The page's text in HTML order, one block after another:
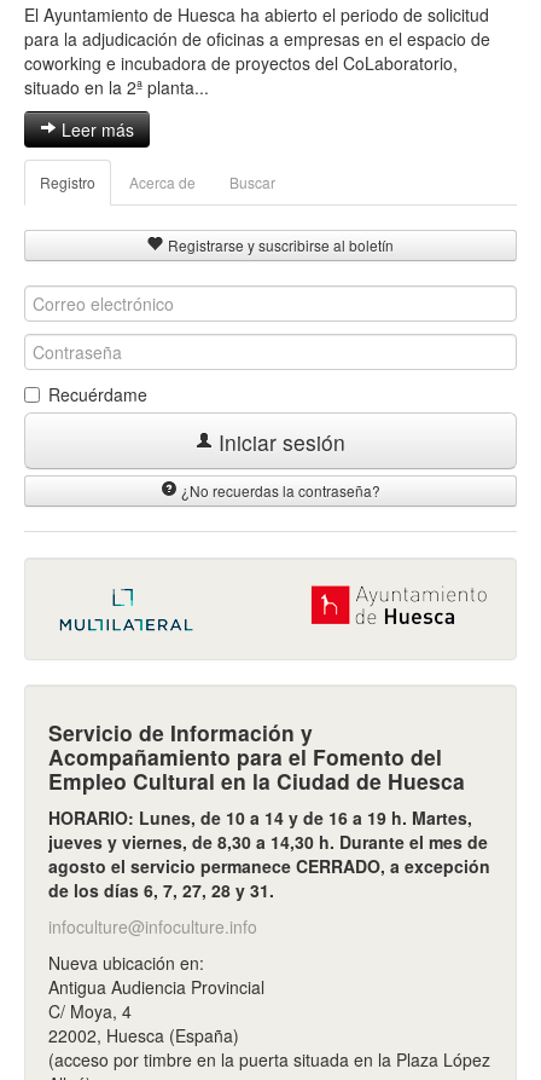
El Ayuntamiento de Huesca ha abierto el periodo de solicitud
para la adjudicación de oficinas a empresas en el espacio de
coworking e incubadora de proyectos del CoLaboratorio,
situado en la 2ª planta...
Leer más
Registro Acerca de Buscar
Registrarse y suscribirse al boletín
Recuérdame
Iniciar sesión
¿No recuerdas la contraseña?
Servicio de Información y
Acompañamiento para el Fomento del
Empleo Cultural en la Ciudad de Huesca
HORARIO: Lunes, de 10 a 14 y de 16 a 19 h. Martes,
jueves y viernes, de 8,30 a 14,30 h. Durante el mes de
agosto el servicio permanece CERRADO, a excepción
de los días 6, 7, 27, 28 y 31.
infoculture@infoculture.info
Nueva ubicación en:
Antigua Audiencia Provincial
C/ Moya, 4
22002, Huesca (España)
(acceso por timbre en la puerta situada en la Plaza López